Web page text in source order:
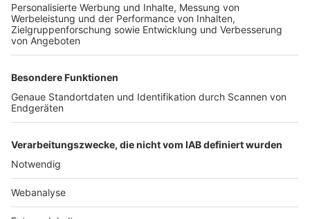
TOP-PARTNER
Nutzungsbedingungen Datenschutz Impressum